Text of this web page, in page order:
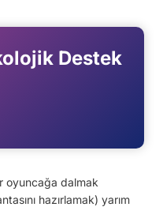
Destek
oyuncağa dalmak
hazırlamak) yarım